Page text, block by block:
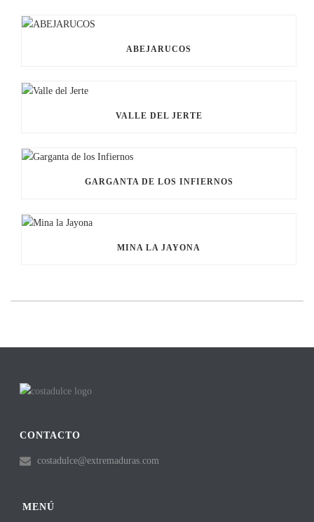
ABEJARUCOS
VALLE DEL JERTE
GARGANTA DE LOS INFIERNOS
MINA LA JAYONA
CONTACTO
costadulce@extremaduras.com
MENÚ